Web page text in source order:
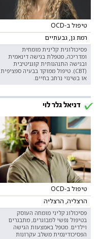
טיפול ב-OCD
רמת גן, גבעתיים
פסיכולוגית קלינית מומחית
ומדריכה, מטפלת בגישה דינאמית
ובגישה התנהגותית קוגניטיבית
(CBT). טיפול ממוקד בבעיה ספציפית
או בשינוי נרחב בחיים.
דניאל גלר לוי
טיפול ב-OCD
הרצליה, הרצליה
פסיכולוג קליני מומחה העוסק
בטיפול נפשי למבוגרים, מתבגרים
וילדים. מטפל באמצעות הגישה
הפסיכודינמית משלב עקרונות